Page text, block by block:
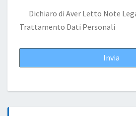
Dichiaro di Aver Letto Note
Trattamento Dati Personali